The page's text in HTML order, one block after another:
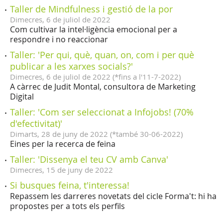
Taller de Mindfulness i gestió de la por
Dimecres, 6 de juliol de 2022
Com cultivar la intel·ligència emocional per a
respondre i no reaccionar
Taller: 'Per qui, què, quan, on, com i per què
publicar a les xarxes socials?'
Dimecres, 6 de juliol de 2022 (*fins a l'11-7-2022)
A càrrec de Judit Montal, consultora de Marketing
Digital
Taller: 'Com ser seleccionat a Infojobs! (70%
d'efectivitat)'
Dimarts, 28 de juny de 2022 (*també 30-06-2022)
Eines per la recerca de feina
Taller: 'Dissenya el teu CV amb Canva'
Dimecres, 15 de juny de 2022
Si busques feina, t'interessa!
Repassem les darreres novetats del cicle Forma't: hi ha
propostes per a tots els perfils